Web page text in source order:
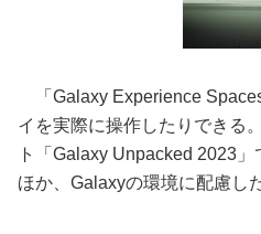
「Galaxy Experience
イを実際に操作したりできる
ト「Galaxy Unpacked 2023
ほか、Galaxyの環境に配慮し